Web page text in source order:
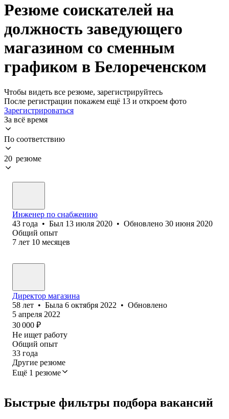
Резюме соискателей на
должность заведующего
магазином со сменным
графиком в Белореченском
Чтобы видеть все резюме, зарегистрируйтесь
После регистрации покажем ещё 13 и откроем фото
Зарегистрироваться
За всё время
По соответствию
20 резюме
Инженер по снабжению
43 года • Был 13 июля 2020 • Обновлено 30 июня 2020
Общий опыт
7 лет 10 месяцев
Директор магазина
58 лет • Была 6 октября 2022 • Обновлено
5 апреля 2022
30 000 ₽
Не ищет работу
Общий опыт
33 года
Другие резюме
Ещё 1 резюме
Быстрые фильтры подбора вакансий